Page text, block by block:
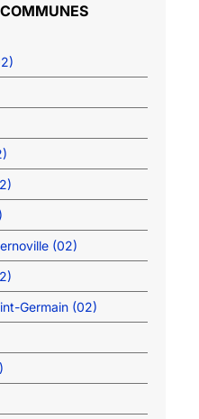
COMMUNES
(02)
Germain (02)